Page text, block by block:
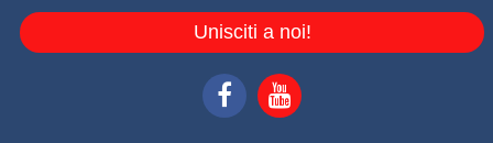
Unisciti a noi!